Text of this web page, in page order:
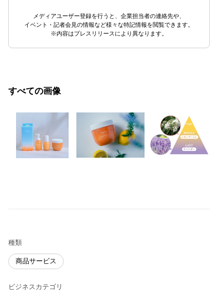
メディアユーザー登録を行うと、企業担当者の連絡先や、
イベント・記者会見の情報など様々な特記情報を閲覧できます。
※内容はプレスリリースにより異なります。
すべての画像
種類
商品サービス
ビジネスカテゴリ